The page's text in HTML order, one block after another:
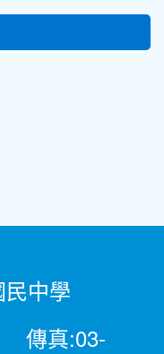
中學
傳真:03-